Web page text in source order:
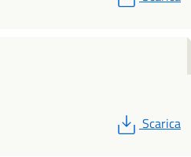
PDF
Scarica